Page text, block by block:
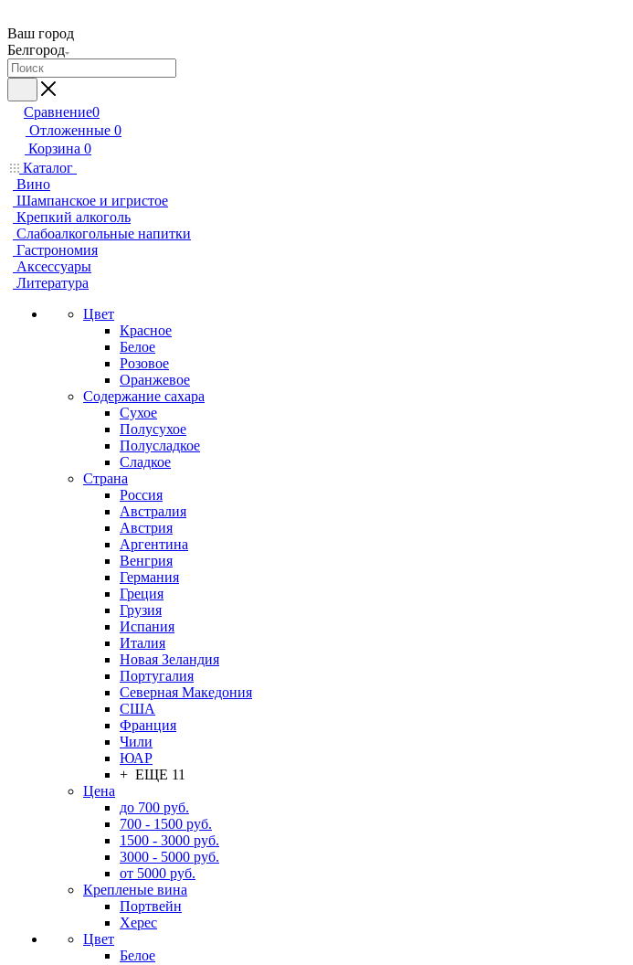
Ваш город
Белгород
Сравнение0
Отложенные 0
Корзина 0
Каталог
Вино
Шампанское и игристое
Крепкий алкоголь
Слабоалкогольные напитки
Гастрономия
Аксессуары
Литература
Цвет
Красное
Белое
Розовое
Оранжевое
Содержание сахара
Сухое
Полусухое
Полусладкое
Сладкое
Страна
Россия
Австралия
Австрия
Аргентина
Венгрия
Германия
Греция
Грузия
Испания
Италия
Новая Зеландия
Португалия
Северная Македония
США
Франция
Чили
ЮАР
+ ЕЩЕ 11
Цена
до 700 руб.
700 - 1500 руб.
1500 - 3000 руб.
3000 - 5000 руб.
от 5000 руб.
Крепленые вина
Портвейн
Херес
Цвет
Белое